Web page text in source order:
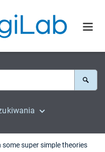
super simple theories